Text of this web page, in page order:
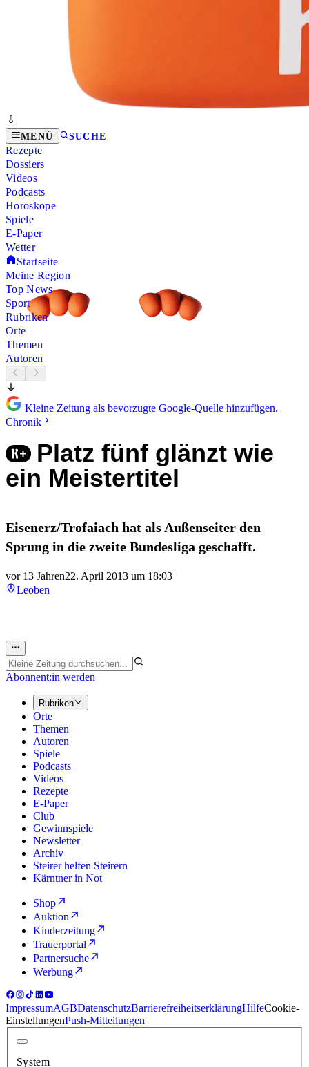
MENÜ SUCHE
Rezepte
Dossiers
Videos
Podcasts
Horoskope
Spiele
E-Paper
Wetter
Startseite
Meine Region
Top News
Sport
Rubriken
Orte
Themen
Autoren
Kleine Zeitung als bevorzugte Google-Quelle hinzufügen.
Chronik
Platz fünf glänzt wie
ein Meistertitel
Eisenerz/Trofaiach hat als Außenseiter den
Sprung in die zweite Bundesliga geschafft.
vor 13 Jahren22. April 2013 um 18:03
Leoben
Abonnent:in werden
Rubriken
Orte
Themen
Autoren
Spiele
Podcasts
Videos
Rezepte
E-Paper
Club
Gewinnspiele
Newsletter
Archiv
Steirer helfen Steirern
Kärntner in Not
Shop
Auktion
Kinderzeitung
Trauerportal
Partnersuche
Werbung
ImpressumAGBDatenschutzBarrierefreiheitserklärungHilfeCookie-
EinstellungenPush-Mitteilungen
System